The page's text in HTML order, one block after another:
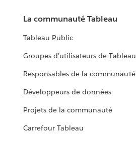
La communauté Tableau
Tableau Public
Groupes d’utilisateurs de Tableau
Responsables de la communauté
Développeurs de données
Projets de la communauté
Carrefour Tableau